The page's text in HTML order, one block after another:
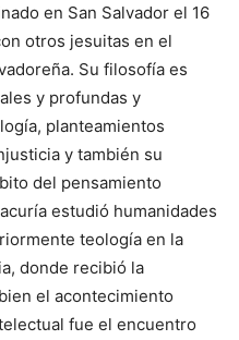
en San Salvador el 16
otros jesuitas en el
Su filosofía es
y profundas y
planteamientos
y también su
del pensamiento
estudió humanidades
teología en la
donde recibió la
el acontecimiento
fue el encuentro